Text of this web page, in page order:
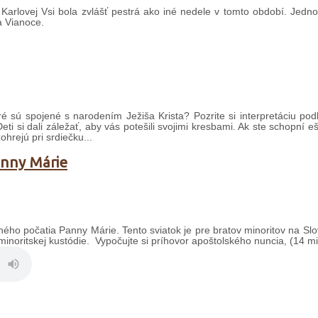
Vsi bola zvlášť pestrá ako iné nedele v tomto období.
Vianoce.
sú spojené s narodením Ježiša Krista? Pozrite si interpretáciu
si dali záležať, aby vás potešili svojimi kresbami. Ak ste schopní
pri srdiečku...
Márie
počatia Panny Márie. Tento sviatok je pre bratov minoritov na
kustódie. Vypočujte si príhovor apoštolského nuncia, (14